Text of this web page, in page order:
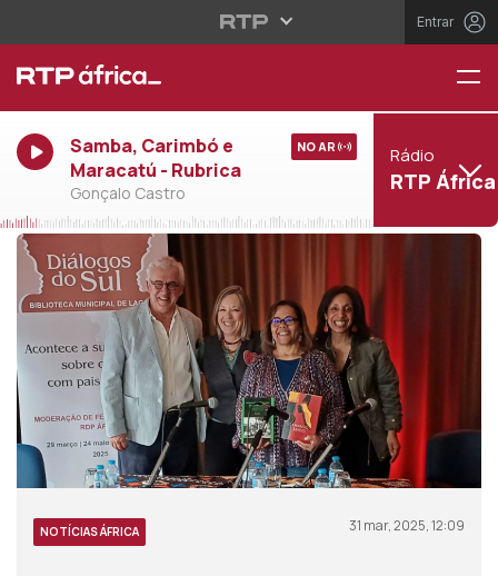
Entrar
Samba, Carimbó e
Maracatú - Rubrica
Gonçalo Castro
NO AR Rádio
RTP África
NOTÍCIAS ÁFRICA 31 mar, 2025, 12:09